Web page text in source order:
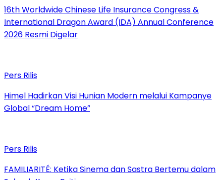
16th Worldwide Chinese Life Insurance Congress &
International Dragon Award (IDA) Annual Conference
2026 Resmi Digelar
Pers Rilis
Himel Hadirkan Visi Hunian Modern melalui Kampanye
Global “Dream Home”
Pers Rilis
FAMILIARITÉ: Ketika Sinema dan Sastra Bertemu dalam